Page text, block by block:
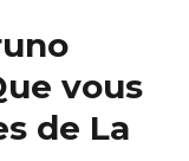
vous
de La